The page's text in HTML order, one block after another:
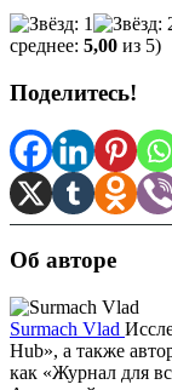
среднее: 5,00 из 5)
Поделитесь!
Об авторе
Surmach Vlad
Hub», а также
как «Журнал для